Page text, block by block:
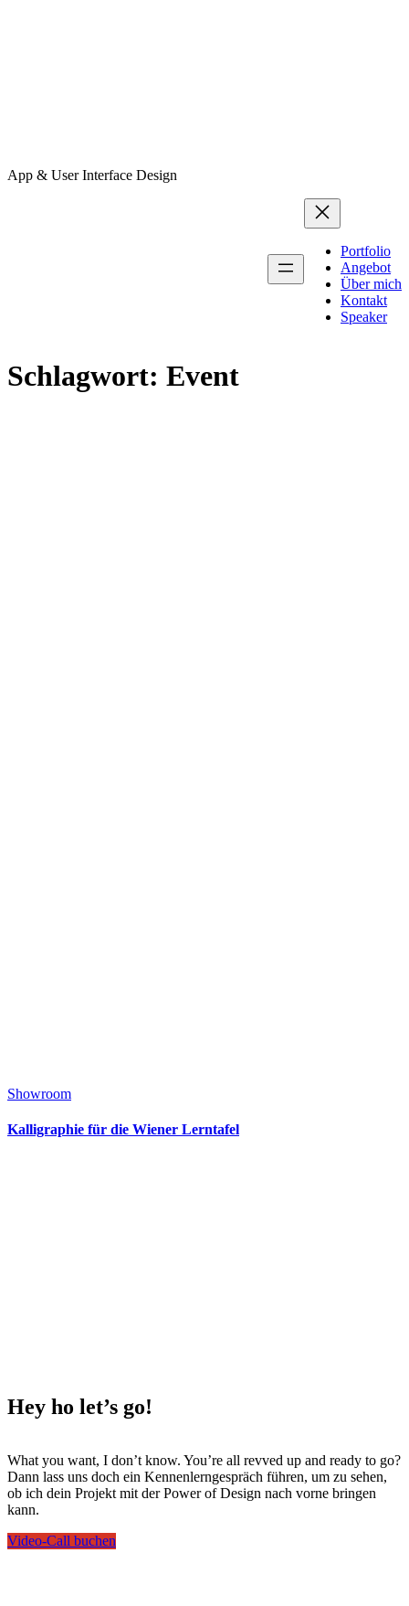
App & User Interface Design
Portfolio
Angebot
Über mich
Kontakt
Speaker
Schlagwort: Event
Showroom
Kalligraphie für die Wiener Lerntafel
Hey ho let’s go!
What you want, I don’t know. You’re all revved up and ready to go?
Dann lass uns doch ein Kennenlerngespräch führen, um zu sehen,
ob ich dein Projekt mit der Power of Design nach vorne bringen
kann.
Video-Call buchen